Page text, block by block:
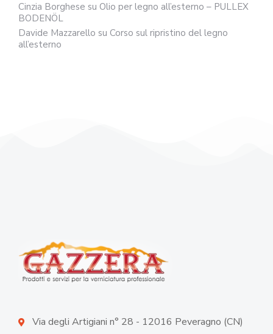
Cinzia Borghese su Olio per legno all’esterno – PULLEX
BODENÖL
Davide Mazzarello su Corso sul ripristino del legno
all’esterno
Via degli Artigiani n° 28 - 12016 Peveragno (CN)